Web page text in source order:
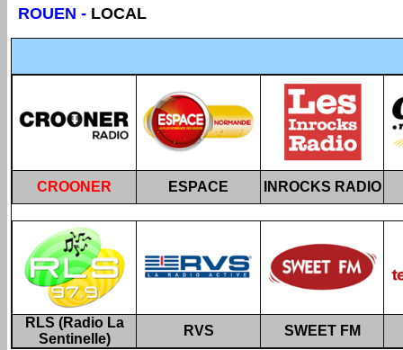
ROUEN - LOCAL
CROONER ESPACE INROCKS RADIO
RLS (Radio La
Sentinelle)
RVS SWEET FM